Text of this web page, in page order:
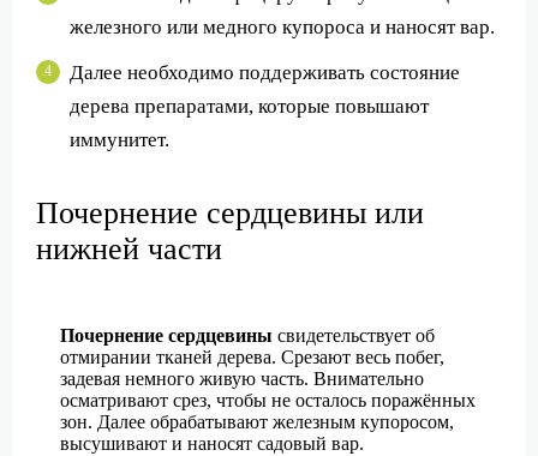
железного или медного купороса и наносят вар.
Далее необходимо поддерживать состояние
дерева препаратами, которые повышают
иммунитет.
Почернение сердцевины или
нижней части
Почернение сердцевины свидетельствует об
отмирании тканей дерева. Срезают весь побег,
задевая немного живую часть. Внимательно
осматривают срез, чтобы не осталось поражённых
зон. Далее обрабатывают железным купоросом,
высушивают и наносят садовый вар.